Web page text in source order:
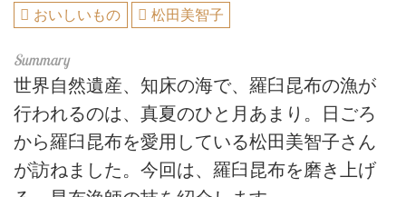
おいしいもの 松田美智子
世界自然遺産、知床の海で、羅臼昆布の漁が
行われるのは、真夏のひと月あまり。日ごろ
から羅臼昆布を愛用している松田美智子さん
が訪ねました。今回は、羅臼昆布を磨き上げ